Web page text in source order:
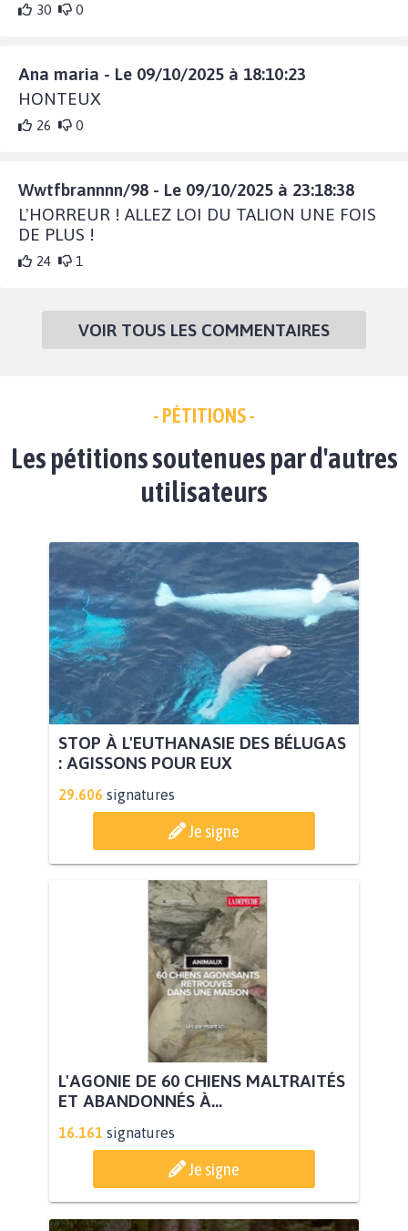
30 0
Ana maria - Le 09/10/2025 à 18:10:23
HONTEUX
26 0
Wwtfbrannnn/98 - Le 09/10/2025 à 23:18:38
L'HORREUR ! ALLEZ LOI DU TALION UNE FOIS
DE PLUS !
24 1
VOIR TOUS LES COMMENTAIRES
- PÉTITIONS -
Les pétitions soutenues par d'autres
utilisateurs
STOP À L'EUTHANASIE DES BÉLUGAS
: AGISSONS POUR EUX
29.606 signatures
Je signe
L'AGONIE DE 60 CHIENS MALTRAITÉS
ET ABANDONNÉS À...
16.161 signatures
Je signe